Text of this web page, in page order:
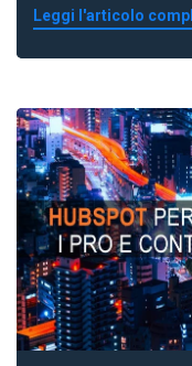
Leggi l'articolo